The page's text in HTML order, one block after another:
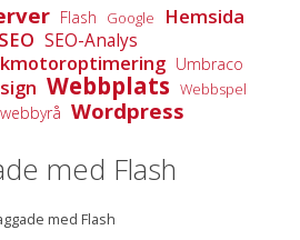
Flash Google Hemsida
SEO SEO-Analys
Umbraco
Webbplats Webbspel
webbyrå Wordpress
med Flash
med Flash